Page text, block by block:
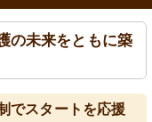
の未来をともに築
でスタートを応援